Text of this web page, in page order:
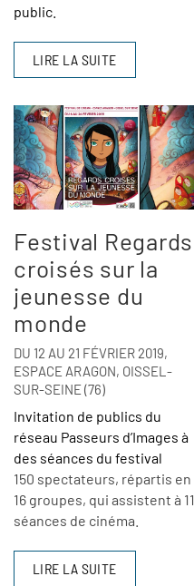
public.
LIRE LA SUITE
Festival Regards
croisés sur la
jeunesse du
monde
DU 12 AU 21 FÉVRIER 2019,
ESPACE ARAGON, OISSEL-
SUR-SEINE (76)
Invitation de publics du
réseau Passeurs d’Images à
des séances du festival
150 spectateurs, répartis en
16 groupes, qui assistent à 11
séances de cinéma.
LIRE LA SUITE